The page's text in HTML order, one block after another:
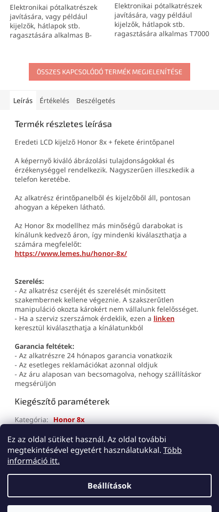
Ez az oldal sütiket használ. Az oldal további
megtekintésével egyetért használatukkal. Több
információ itt.
Beállítások
Elektronikai pótalkatrészek
javítására, vagy például
kijelzők, hátlapok stb.
ragasztására alkalmas B-
Elektronikai pótalkatrészek
javítására, vagy például
kijelzők, hátlapok stb.
ragasztására alkalmas T7000
ÖSSZES KAPCSOLÓDÓ TERMÉK MEGJELENÍTÉSE
Leírás Értékelés Beszélgetés
Termék részletes leírása
Eredeti LCD kijelző Honor 8x + fekete érintőpanel
A képernyő kiváló ábrázolási tulajdonságokkal és
érzékenységgel rendelkezik. Nagyszerűen illeszkedik a
telefon keretébe.
Az alkatrész érintőpanelből és kijelzőből áll, pontosan
ahogyan a képeken látható.
Az Honor 8x modellhez más minőségű darabokat is
kínálunk kedvező áron, így mindenki kiválaszthatja a
számára megfelelőt:
https://www.lemes.hu/honor-8x/
Szerelés:
- Az alkatrész cseréjét és szerelését minősitett
szakembernek kellene végeznie. A szakszerűtlen
manipuláció okozta károkért nem vállalunk felelősséget.
- Ha a szerviz szerszámok érdeklik, ezen a linken
keresztül kiválaszthatja a kínálatunkból
Garancia feltétek:
- Az alkatrészre 24 hónapos garancia vonatkozik
- Az esetleges reklamációkat azonnal oldjuk
- Az áru alaposan van becsomagolva, nehogy szállításkor
megsérüljön
Kiegészítő paraméterek
Kategória: Honor 8x
Copyright 2026Lemes. Minden jog fenntartva.Süti